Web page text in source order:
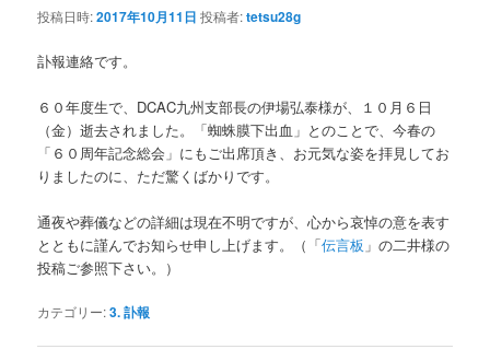
投稿日時:2017年10月11日 投稿者:tetsu28g
訃報連絡です。
６０年度生で、DCAC九州支部長の伊場弘泰様が、１０月６日
（金）逝去されました。「蜘蛛膜下出血」とのことで、今春の
「６０周年記念総会」にもご出席頂き、お元気な姿を拝見してお
りましたのに、ただ驚くばかりです。
通夜や葬儀などの詳細は現在不明ですが、心から哀悼の意を表す
とともに謹んでお知らせ申し上げます。（「伝言板 」の二井様の
投稿ご参照下さい。）
カテゴリー:3. 訃報